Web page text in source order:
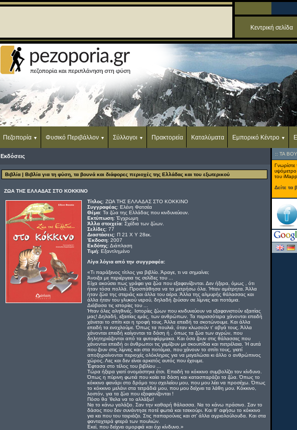
Κεντρική σελίδα
Πεζοπορία Φυσικό Περιβάλλον Σύλλογοι Πρακτορεία Καταλύματα Εμπορικό Κέντρο
Εκδόσεις
Βιβλία| Βιβλία για τη φύση, τα βουνά και διάφορες περιοχές της Ελλάδας και του εξωτερικού
ΖΩΑ ΤΗΣ ΕΛΛΑΔΑΣ ΣΤΟ ΚΟΚΚΙΝΟ
Τίτλος: ΖΩΑ ΤΗΣ ΕΛΛΑΔΑΣ ΣΤΟ ΚΟΚΚΙΝΟ
Συγγραφέας: Ελένη Φατσέα
Θέμα: Τα ζώα της Ελλάδας που κινδυνεύουν.
Εκτύπωση: Έγχρωμη
Άλλα στοιχεία: Σχέδια των ζώων.
Σελίδες: 77
Διαστάσεις: Π 21 Χ Υ 28εκ.
Έκδοση: 2007
Εκδότης: Διάπλαση
Τιμή: Εξαντλημένο
Λίγα λόγια από την συγγραφέα:
«Τι παράξενος τίτλος για βιβλίο. Άραγε, τι να σημαίνει;
Άνοιξα με περιέργεια τις σελίδες του ...
Είχα ακούσει πως γράφει για ζώα που εξαφανίζονται. Δεν ήξερα, όμως , ότι
ήταν τόσα πολλά. Προσπάθησα να τα μετρήσω όλα. Ήταν αμέτρητα. Άλλα
ήταν ζώα της στεριάς και άλλα του αέρα. Άλλα της αλμυρής θάλασσας και
άλλα ήταν του γλυκού νερού, δηλαδή ζούσαν σε λίμνες και ποτάμια.
Διάβασα τις ιστορίες του ...
Ήταν όλες αληθινές. Ιστορίες ζώων που κινδυνεύουν να εξαφανιστούν εξαιτίας
μας! Δηλαδή, εξαιτίας εμάς, των ανθρώπων. Τα περισσότερα χάνονται επειδή
χάνεται το σπίτι και η τροφή τους. Άλλα επειδή τα σκοτώνουμε. Και άλλα
επειδή τα ενοχλούμε. Όπως τα πουλιά, όταν κλωσούν τ' αβγά τους. Άλλα
χάνονται επειδή καίγονται τα δάση ή , όπως τα ζώα των αγρών, που
δηλητηριάζονται από τα φυτοφάρμακα. Και όσα ζουν στις θάλασσες που
χάνονται επειδή οι άνθρωποι τις γεμίζουν με σκουπίδια και πετρέλαια. Ή αυτά
που ζουν στις λίμνες και στα ποτάμια, που χάνουν το σπίτι τους, γιατί
αποξηραίνονται περιοχές ολόκληρες για να μεγαλώσει κι άλλο ο ανθρώπινος
χώρος. Λες και δεν είναι αρκετός αυτός που έχουμε.
Έφτασα στο τέλος του βιβλίου ...
Τώρα ήξερα γιατί ονομάστηκε έτσι. Επειδή το κόκκινο συμβολίζει τον κίνδυνο.
Όπως η πύρινη φωτιά που καίει τα δάση και κατασπαράζει τα ζώα. Όπως το
κόκκινο φανάρι στο δρόμο του σχολείου μου, που μου λέει να προσέχω. Όπως
το κόκκινο μελάνι στα τετράδιά μου, που μου δείχνει τα λάθη μου. Κόκκινο,
λοιπόν, για τα ζώα που εξαφανίζονται !
Πόσο θα 'θελα να το αλλάξω!
Να το κάνω γαλάζιο. Σαν την καθαρή θάλασσα. Να το κάνω πράσινο. Σαν το
δάσος που δεν συνάντησε ποτέ φωτιά και τσεκούρι. Και θ' αφήσω το κόκκινο
για κει που του ταιριάζει. Στις παπαρούνες και στ' άλλα αγριολούλουδα. Και στα
φανταχτερά φτερά των πουλιών.
Εκεί, που δείχνει ομορφιά και όχι κίνδυνο.»
:: ΤΑ
του
Δείτε τα